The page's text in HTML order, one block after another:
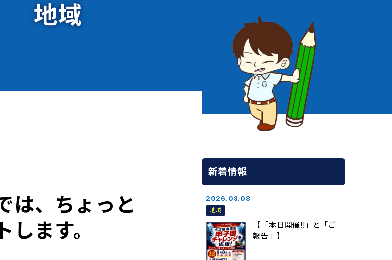
地域
は、ちょっと
ます。
新着情報
2026.08.08
地域
【「本日開催!!」と「ご
報告」】